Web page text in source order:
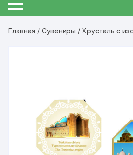
Главная /Сувениры / Хрусталь с